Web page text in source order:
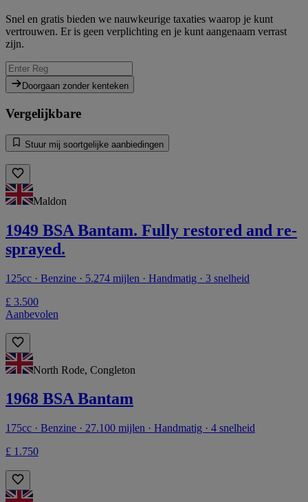
Snel en gratis bieden we nauwkeurige taxaties waarop je kunt
vertrouwen. Er is geen verplichting en je kunt aangenaam verrast
zijn.
Doorgaan zonder kenteken
Vergelijkbare
Stuur mij soortgelijke aanbiedingen
Maldon
1949 BSA Bantam. Fully restored and re-
sprayed.
125cc · Benzine · 5.274 mijlen · Handmatig · 3 snelheid
£ 3.500
Aanbevolen
North Rode, Congleton
1968 BSA Bantam
175cc · Benzine · 27.100 mijlen · Handmatig · 4 snelheid
£ 1.750